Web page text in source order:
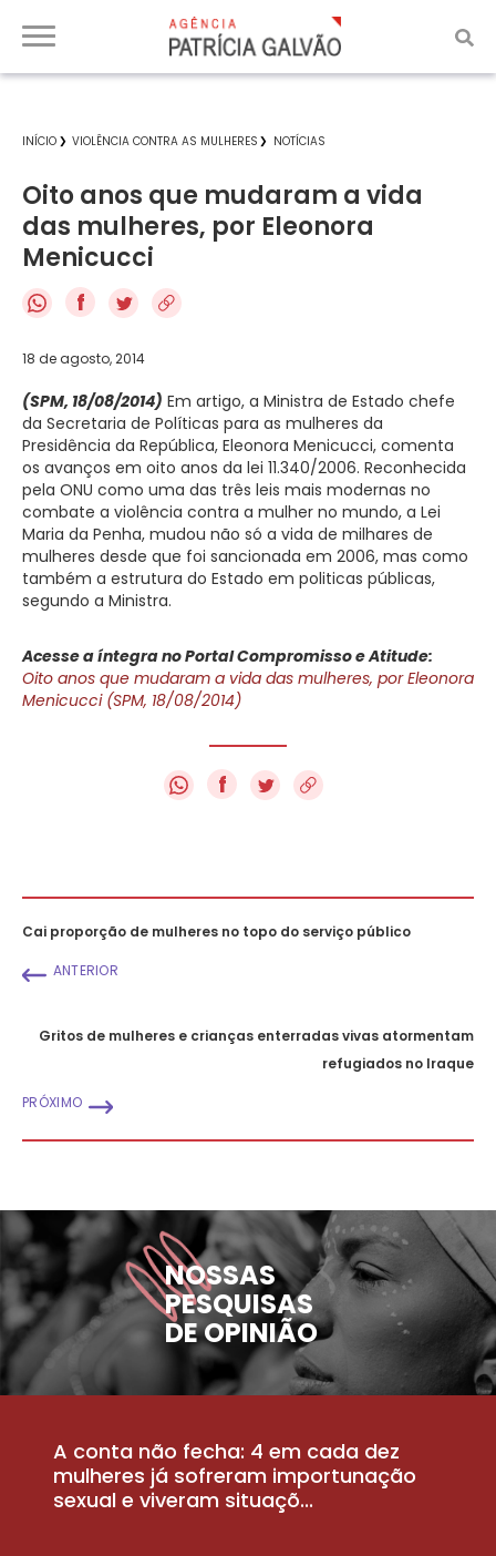
INÍCIO VIOLÊNCIA CONTRA AS MULHERES NOTÍCIAS
Oito anos que mudaram a vida
das mulheres, por Eleonora
Menicucci
f
18 de agosto, 2014
(SPM, 18/08/2014) Em artigo, a Ministra de Estado chefe
da Secretaria de Políticas para as mulheres da
Presidência da República, Eleonora Menicucci, comenta
os avanços em oito anos da lei 11.340/2006. Reconhecida
pela ONU como uma das três leis mais modernas no
combate a violência contra a mulher no mundo, a Lei
Maria da Penha, mudou não só a vida de milhares de
mulheres desde que foi sancionada em 2006, mas como
também a estrutura do Estado em politicas públicas,
segundo a Ministra.
Acesse a íntegra no Portal Compromisso e Atitude:
Oito anos que mudaram a vida das mulheres, por Eleonora
Menicucci (SPM, 18/08/2014)
f
Cai proporção de mulheres no topo do serviço público
ANTERIOR
Gritos de mulheres e crianças enterradas vivas atormentam
refugiados no Iraque
PRÓXIMO
NOSSAS
PESQUISAS
DE OPINIÃO
A conta não fecha: 4 em cada dez
mulheres já sofreram importunação
sexual e viveram situaçõ...